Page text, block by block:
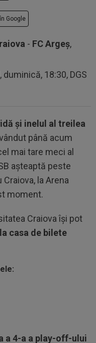
Google
- FC Argeș,
, duminică, 18:30, DGS
și inelul al treilea
până acum
mai tare meci al
așteaptă peste
la Arena
moment.
Craiova își pot
casa de bilete
a 4-a a play-off-ului